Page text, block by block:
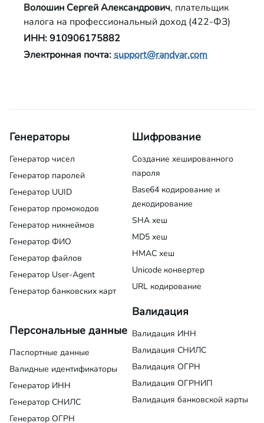
Волошин Сергей Александрович, плательщик
налога на профессиональный доход (422-ФЗ)
ИНН:910906175882
Электронная почта:support@randvar.com
Генераторы
Генератор чисел
Генератор паролей
Генератор UUID
Генератор промокодов
Генератор никнеймов
Генератор ФИО
Генератор файлов
Генератор User-Agent
Генератор банковских карт
Персональные данные
Паспортные данные
Валидные идентификаторы
Генератор ИНН
Генератор СНИЛС
Генератор ОГРН
Шифрование
Создание хешированного
пароля
Base64 кодирование и
декодирование
SHA хеш
MD5 хеш
HMAC хеш
Unicode конвертер
URL кодирование
Валидация
Валидация ИНН
Валидация СНИЛС
Валидация ОГРН
Валидация ОГРНИП
Валидация банковской карты